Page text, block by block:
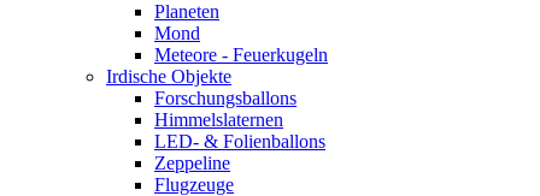
Planeten
Mond
Meteore - Feuerkugeln
Irdische Objekte
Forschungsballons
Himmelslaternen
LED- & Folienballons
Zeppeline
Flugzeuge